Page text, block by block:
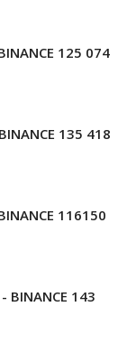
125 074
135 418
116150
143